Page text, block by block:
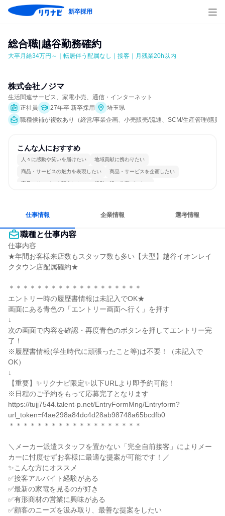
新卒採用
総合職|越谷勤務確約
大卒月給34万円～｜転居伴う配属なし｜接客｜月残業20h以内
株式会社ノジマ
生活関連サービス、家電小売、通信・インターネット
正社員
27年卒 新卒採用
埼玉県
職種候補が複数あり（経営/事業企画、小売販売/流通、SCM/生産管理/購買/
こんな人におすすめ
人々に感動や笑いを届けたい 地域貢献に携わりたい
商品・サービスの魅力を表現したい 商品・サービスを企画したい
商品・サービスを販売したい 経営に近い仕事がしたい
仕事情報 企業情報 選考情報
職種と仕事内容
仕事内容
★年間お客様来店数もスタッフ数も多い【大型】越谷イオンレイ
クタウン店配属確約★
＊＊＊＊＊＊＊＊＊＊＊＊＊＊＊＊＊＊＊
エントリー時の履歴書情報は未記入でOK★
画面にある青色の「エントリー画面へ行く」を押す
↓
次の画面で内容を確認・再度青色のボタンを押してエントリー完
了！
※履歴書情報(学生時代に頑張ったこと等)は不要！（未記入で
OK）
↓
【重要】✨リクナビ限定✨以下URLより即予約可能！
※日程のご予約をもって応募完了となります
https://tujj7544.talent-p.net/EntryFormMng/Entryform?
url_token=f4ae298a84dc4d28ab98748a65bcdfb0
＊＊＊＊＊＊＊＊＊＊＊＊＊＊＊＊＊＊＊
＼メーカー派遣スタッフを置かない「完全自前接客」によりメー
カーに忖度せずお客様に最適な提案が可能です！／
✨こんな方にオススメ
✅接客アルバイト経験がある
✅最新の家電を見るのが好き
✅有形商材の営業に興味がある
✅顧客のニーズを汲み取り、最善な提案をしたい